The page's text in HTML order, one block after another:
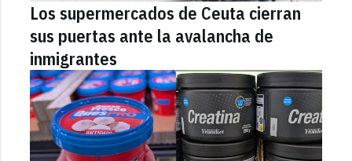
Los supermercados de Ceuta cierran
sus puertas ante la avalancha de
inmigrantes